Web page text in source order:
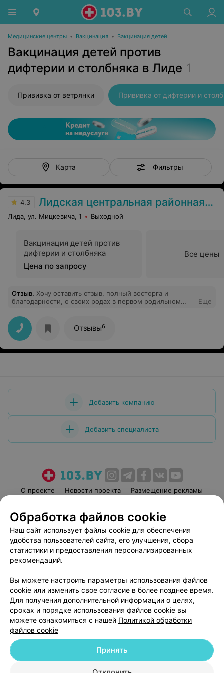
Медицинские центры • Вакцинация • Вакцинация детей
Вакцинация детей против
дифтерии и столбняка в Лиде 1
Прививка от ветрянки
Карта Фильтры
4.3 Лидская центральная районная больница
Лида, ул. Мицкевича, 1 Выходной
Вакцинация детей против
дифтерии и столбняка
Цена по запросу
Все цены
Отзыв. Хочу оставить отзыв, полный восторга и
благодарности, о своих родах в первом родильном
Безграничная благодарность всему замечательному
коллективу отделения. Весь персонал и коллектив
работают как единый, четко отлаженный механизм,
где при этом к каждой роженице относятся с
огромным сердцем, заботой и пониманием. Это
создана атмосфера безопасности и высочайшего
профессионализма. Спасибо акушерам, врачам,
медсестрам и санитарочкам за их колоссальный труд,
за терпение, добрые слова и помощь в первые дни
Еще
Отзывы6
Добавить компанию
Добавить специалиста
О проекте Новости проекта
Размещение рекламы
Пользовательское соглашение
Способы оплаты
Вакансии
Партнеры
Написать руководителю 103.by
Обработка персональных данных
© 2026 ООО «Артокс Лаб», УНП 191700409
| 220012, Республика Беларусь,
г. Минск, улица Толбухина, 2, пом. 16 | help@103.by
Обработка файлов cookie
Наш сайт использует файлы cookie для обеспечения
удобства пользователей сайта, его улучшения, сбора
статистики и предоставления персонализированных
рекомендаций.
Вы можете настроить параметры использования файлов
cookie или изменить свое согласие в более позднее время.
Для получения дополнительной информации о целях,
сроках и порядке использования файлов cookie вы
можете ознакомиться с нашей Политикой обработки
файлов cookie
Принять